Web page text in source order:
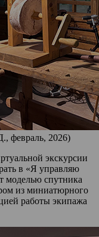
февраль, 2026)
экскурсии
в «Я управляю
моделью спутника
из миниатюрного
работы экипажа